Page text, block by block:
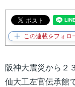
阪神大震災から２
仙大工左官伝承館